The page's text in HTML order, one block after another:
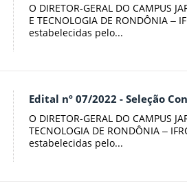
O DIRETOR-GERAL DO CAMPUS
E TECNOLOGIA DE RONDÔNIA
estabelecidas pelo...
Edital nº 07/2022 - Seleção
O DIRETOR-GERAL DO CAMPUS
TECNOLOGIA DE RONDÔNIA ‒
estabelecidas pelo...